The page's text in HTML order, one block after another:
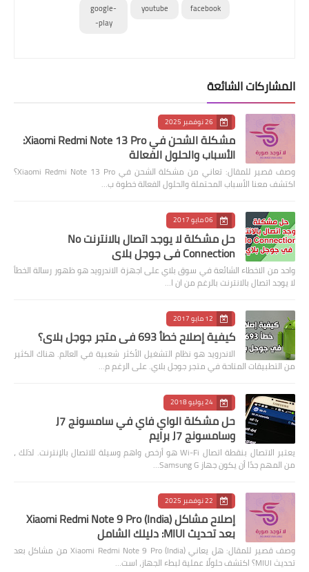
facebook
youtube
google-
play-
المشاركات الشائعة
26 نوفمبر 2025
مشكلة الشحن في Xiaomi Redmi Note 13 Pro:
الأسباب والحلول الفعالة
وصف قصير للمقال: تعاني من مشكلة الشحن في Xiaomi Redmi Note 13 Pro؟
اكتشف معنا الأسباب المحتملة والحلول الفعالة خطوة ب…
06 مايو 2017
حل مشكلة لا يوجد اتصال بالانترنت No
Connection في جوجل بلاي
واحد من الاخطاء الشائعة في سوق بلاي على اجهزة الاندرويد هو ظهور رسالة الخطأ
لا يوجد اتصال بالانترنت بالرغم من ان ا…
12 مايو 2017
كيفية إصلاح خطأ 693 في متجر جوجل بلاي؟
الاندرويد هو نظام التشغيل الأكثر شعبية في العالم. هناك الكثير
من التطبيقات المتاحة في متجر جوجل بلاي. على الرغم م…
24 يوليو 2018
حل مشكلة الواي فاي في سامسونج J7
وسامسونج J7 برايم
يعتبر الاتصال بنقطة اتصال Wi-Fi هو أرخص واهم وسيلة للاتصال بالإنترنت. لذلك ،
من المهم جدًا أن يكون جهاز Samsung G…
22 نوفمبر 2025
إصلاح مشاكل Xiaomi Redmi Note 9 Pro (India)
بعد تحديث MIUI: دليلك الشامل
وصف قصير للمقال: هل يعاني Xiaomi Redmi Note 9 Pro (India) من مشاكل بعد
تحديث MIUI؟ اكتشف حلولًا عملية لبطء الجهاز، است…